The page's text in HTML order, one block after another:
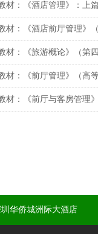
材：《酒店管理》：上
材：《酒店前厅管理》
材：《旅游概论》（第
材：《前厅管理》（高
材：《前厅与客房管理
华侨城洲际大酒店